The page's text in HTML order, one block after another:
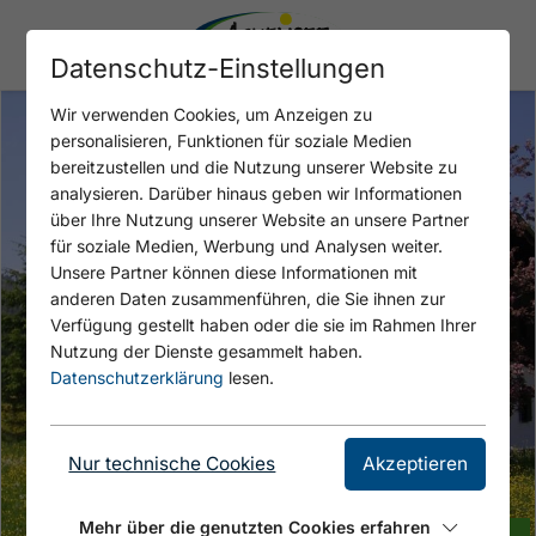
Datenschutz-Einstellungen
Wir verwenden Cookies, um Anzeigen zu
personalisieren, Funktionen für soziale Medien
bereitzustellen und die Nutzung unserer Website zu
analysieren. Darüber hinaus geben wir Informationen
über Ihre Nutzung unserer Website an unsere Partner
für soziale Medien, Werbung und Analysen weiter.
Unsere Partner können diese Informationen mit
anderen Daten zusammenführen, die Sie ihnen zur
Verfügung gestellt haben oder die sie im Rahmen Ihrer
Nutzung der Dienste gesammelt haben.
Datenschutzerklärung lesen.
Nur technische Cookies Akzeptieren
Mehr über die genutzten Cookies erfahren